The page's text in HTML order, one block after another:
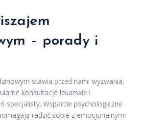
– porady i
stawia przed nami wyzwania,
konsultacje lekarskie i
specjalisty. Wsparcie psychologiczne
radzić sobie z emocjonalnymi